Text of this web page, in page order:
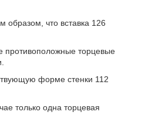
образом, что вставка 126
противоположные торцевые
форме стенки 112
только одна торцевая